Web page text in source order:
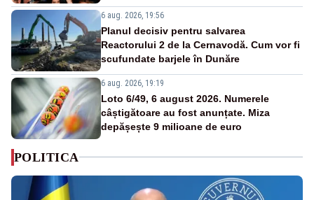
6 aug. 2026, 19:56
Planul decisiv pentru salvarea
Reactorului 2 de la Cernavodă. Cum vor fi
scufundate barjele în Dunăre
6 aug. 2026, 19:19
Loto 6/49, 6 august 2026. Numerele
câștigătoare au fost anunțate. Miza
depășește 9 milioane de euro
POLITICA